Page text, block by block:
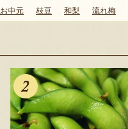
お中元 枝豆 和梨 流れ梅